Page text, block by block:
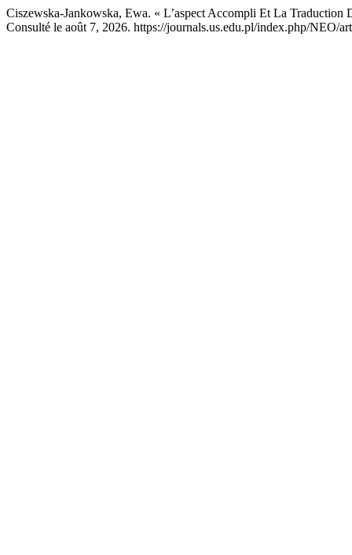
Ciszewska-Jankowska, Ewa. « L’aspect Accompli Et La Traduction
Consulté le août 7, 2026. https://journals.us.edu.pl/index.php/NEO/